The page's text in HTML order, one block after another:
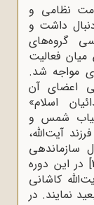
نظامی و
داشت و
گروه‌های
فعالیت
مواجه شد.
اعضای آن
اسلام»
شمس و
آیت‌الله،
از تیرماه 1328 مسئول سازماندهی
در این دوره
کاشانی
نمایند. در